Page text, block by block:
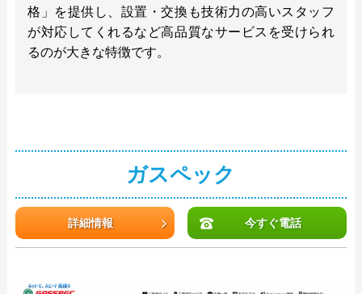
格」を提供し、設置・交換も技術力の高いスタッフ
が対応してくれるなど高品質なサービスを受けられ
るのが大きな特徴です。
ガスペック
詳細情報 今すぐ電話